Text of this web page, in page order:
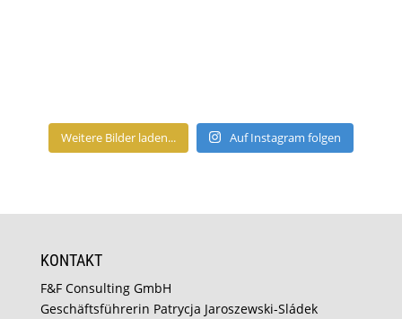
Weitere Bilder laden... Auf Instagram folgen
KONTAKT
F&F Consulting GmbH
Geschäftsführerin Patrycja Jaroszewski-Sládek